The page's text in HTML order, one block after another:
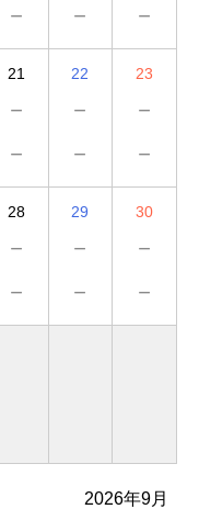
－
－
－
21
－
－
22
－
－
23
－
－
28
－
－
29
－
－
30
－
－
2026年9月